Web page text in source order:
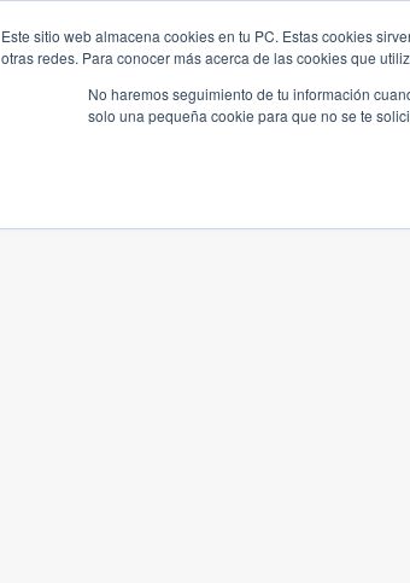
Este sitio web almacena cookies en tu PC. Estas cookies
otras redes. Para conocer más acerca de las cookies que
No haremos seguimiento de tu información
solo una pequeña cookie para que no se te